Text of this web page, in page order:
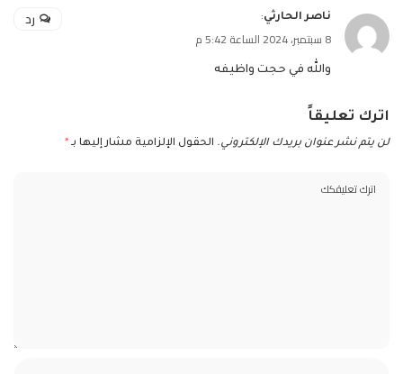
ناصر الحارثي:
8 سبتمبر، 2024 الساعة 5:42 م
والله في حجت واظيفه
رد
اترك تعليقاً
لن يتم نشر عنوان بريدك الإلكتروني. الحقول الإلزامية مشار إليها بـ *